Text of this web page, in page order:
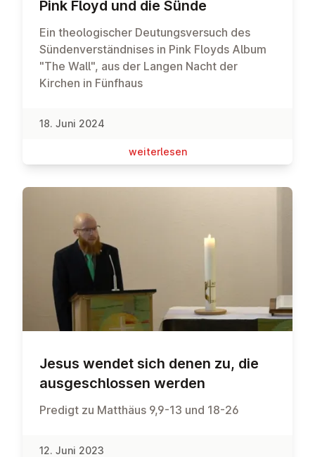
Pink Floyd und die Sünde
Ein theologischer Deutungsversuch des
Sündenverständnises in Pink Floyds Album
"The Wall", aus der Langen Nacht der
Kirchen in Fünfhaus
18. Juni 2024
wei­ter­le­sen
Jesus wendet sich denen zu, die
aus­ge­schlos­sen werden
Predigt zu Matthäus 9,9-13 und 18-26
12. Juni 2023